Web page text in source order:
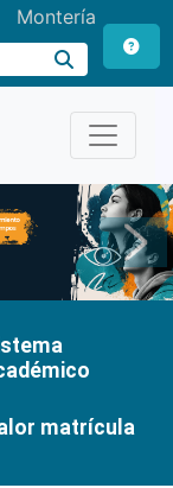
Montería
matrícula